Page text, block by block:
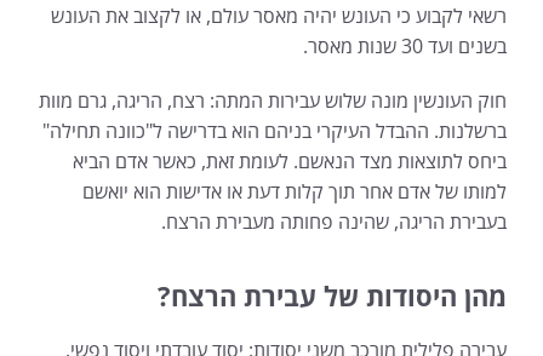
רשאי לקבוע כי העונש יהיה מאסר עולם, או לקצוב את העונש
בשנים ועד 30 שנות מאסר.
חוק העונשין מונה שלוש עבירות המתה: רצח, הריגה, גרם מוות
ברשלנות. ההבדל העיקרי בניהם הוא בדרישה ל"כוונה תחילה"
ביחס לתוצאות מצד הנאשם. לעומת זאת, כאשר אדם הביא
למותו של אדם אחר תוך קלות דעת או אדישות הוא יואשם
בעבירת הריגה, שהינה פחותה מעבירת הרצח.
מהן היסודות של עבירת הרצח?
עבירה פלילית מורכב משני יסודות: יסוד עובדתי ויסוד נפשי.